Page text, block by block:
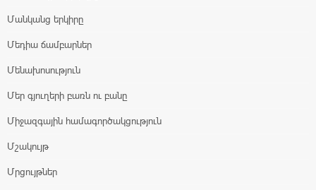
Մանկանց երկիրը
Մեդիա ճամբարներ
Մենախոսություն
Մեր գյուղերի բառն ու բանը
Միջազգային համագործակցություն
Մշակույթ
Մրցույթներ